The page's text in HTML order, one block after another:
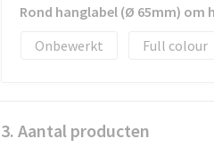
Rond hanglabel (Ø 65mm) om
Onbewerkt
Full colour
3. Aantal producten